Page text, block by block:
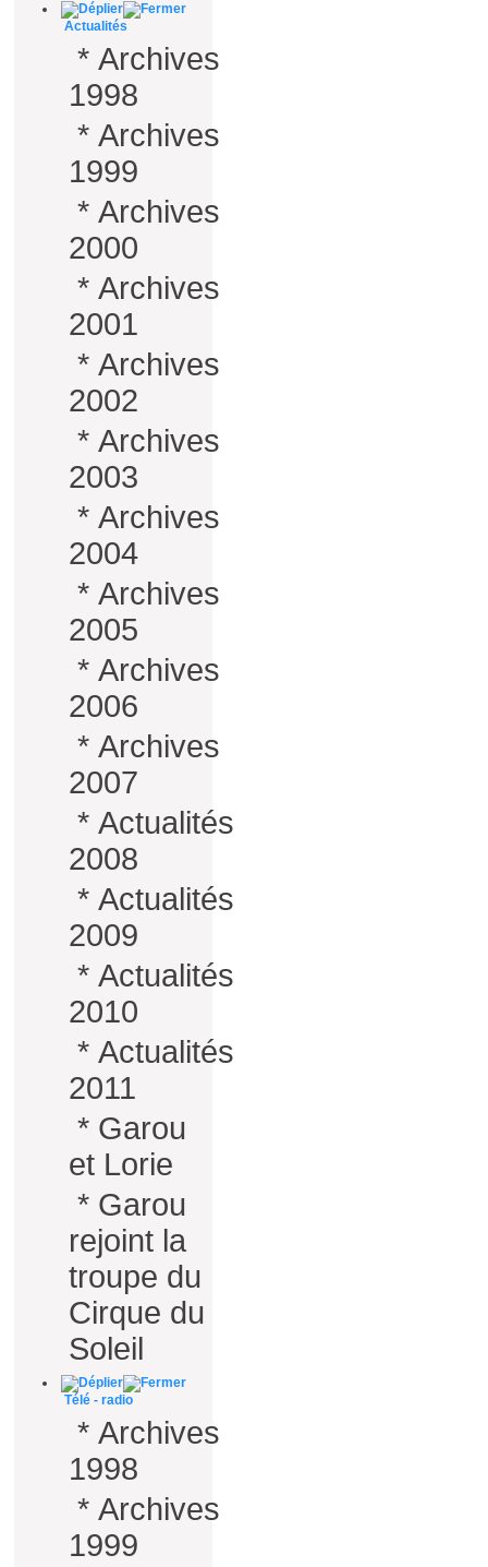
Actualités
* Archives
1998
* Archives
1999
* Archives
2000
* Archives
2001
* Archives
2002
* Archives
2003
* Archives
2004
* Archives
2005
* Archives
2006
* Archives
2007
* Actualités
2008
* Actualités
2009
* Actualités
2010
* Actualités
2011
* Garou
et Lorie
* Garou
rejoint la
troupe du
Cirque du
Soleil
Télé - radio
* Archives
1998
* Archives
1999